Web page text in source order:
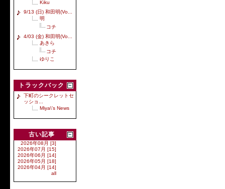
Kiku
9/13 (日) 和田明(Vo...
明
コチ
4/03 (金) 和田明(Vo...
あきら
コチ
ゆりこ
トラックバック
下町のシークレットセ
ッショ...
Miya\'s News
古い記事
2026年08月 [3]
2026年07月 [15]
2026年06月 [14]
2026年05月 [18]
2026年04月 [14]
all